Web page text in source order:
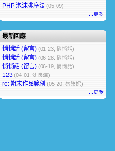
PHP 泡沫排序法 (05-09)
...更多
最新回應
悄悄話 (留言) (01-23, 悄悄話)
悄悄話 (留言) (06-28, 悄悄話)
悄悄話 (留言) (06-19, 悄悄話)
123 (04-01, 沈良澤)
re: 期末作品範例 (05-20, 蔡臻妮)
...更多